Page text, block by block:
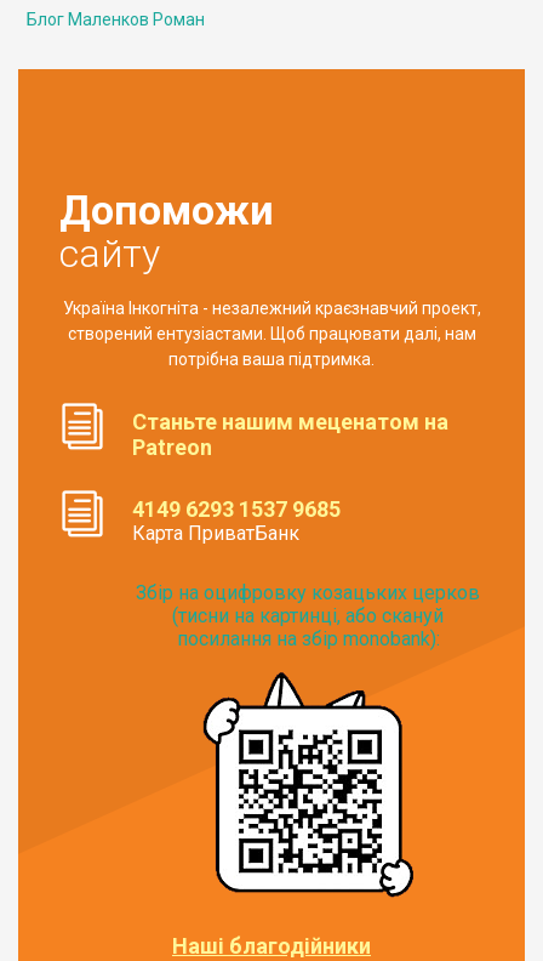
Блог Маленков Роман
Допоможи
сайту
Україна Інкогніта - незалежний краєзнавчий проект,
створений ентузіастами. Щоб працювати далі, нам
потрібна ваша підтримка.
Станьте нашим меценатом на
Patreon
4149 6293 1537 9685
Карта ПриватБанк
Збір на оцифровку козацьких церков
(тисни на картинці, або скануй
посилання на збір monobank):
Наші благодійники